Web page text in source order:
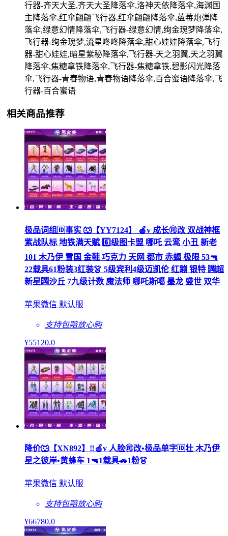
行器-齐天大圣,齐天大圣降落伞,洛神天依降落伞,海渊国
主降落伞,红伞翩翩飞行器,红伞翩翩降落伞,蓝莓炮弹降
落伞,绿意幻情降落伞,飞行器-绿意幻情,绚金瑰梦降落伞,
飞行器-绚金瑰梦,流星咚咚降落伞,甜心娃娃降落伞,飞行
器-甜心娃娃,暗星紫秘降落伞,飞行器-天之羽翼,天之羽翼
降落伞,焦糖拿铁降落伞,飞行器-焦糖拿铁,碧影闪光降落
伞,飞行器-青春物语,青春物语降落伞,百合蜜语降落伞,飞
行器-百合蜜语
相关商品推荐
极品词组🆔事实 🐺【YY7124】 🍎v 成长🉑改 双战神框
紫战队标 地铁满天赋 6️⃣级图卡盟 哪吒 云鸾 小丑 新老
101 木乃伊 雪国 金鞋 巧克力 天网 都市 赤蝎 极限 53🔫
22载具61粉装3红装👗 5级宾利4级迈凯伦 红蹦 银特 🈵超
新星🈵沙丘 7九级计数 魔法师 哪吒斯噶 墨龙 盛世 双华
苹果微信 默认服
支持包赔放心购
¥55120.0
降价🐺【XN892】‼🍎v 人脸🉑改•极品单字🆔壮 木乃伊
星之彼岸•黄蜂车 1🔫1载具🚗1粉👗
苹果微信 默认服
支持包赔放心购
¥66780.0